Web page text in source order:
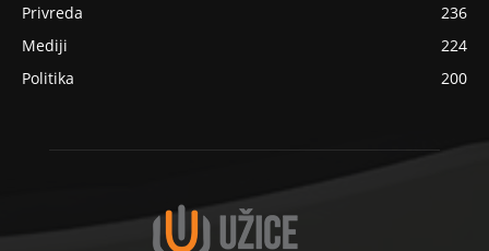
Privreda
236
Mediji
224
Politika
200